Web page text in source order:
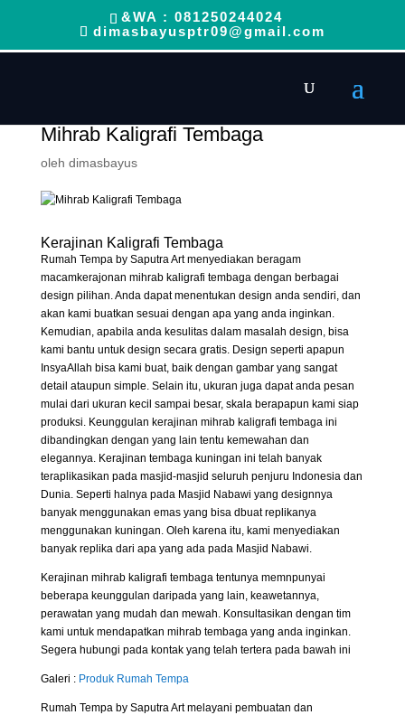
&WA : 081250244024
dimasbayusptr09@gmail.com
Mihrab Kaligrafi Tembaga
oleh dimasbayus
Kerajinan Kaligrafi Tembaga
Rumah Tempa by Saputra Art menyediakan beragam
macamkerajonan mihrab kaligrafi tembaga dengan berbagai
design pilihan. Anda dapat menentukan design anda sendiri, dan
akan kami buatkan sesuai dengan apa yang anda inginkan.
Kemudian, apabila anda kesulitas dalam masalah design, bisa
kami bantu untuk design secara gratis. Design seperti apapun
InsyaAllah bisa kami buat, baik dengan gambar yang sangat
detail ataupun simple. Selain itu, ukuran juga dapat anda pesan
mulai dari ukuran kecil sampai besar, skala berapapun kami siap
produksi. Keunggulan kerajinan mihrab kaligrafi tembaga ini
dibandingkan dengan yang lain tentu kemewahan dan
elegannya. Kerajinan tembaga kuningan ini telah banyak
teraplikasikan pada masjid-masjid seluruh penjuru Indonesia dan
Dunia. Seperti halnya pada Masjid Nabawi yang designnya
banyak menggunakan emas yang bisa dbuat replikanya
menggunakan kuningan. Oleh karena itu, kami menyediakan
banyak replika dari apa yang ada pada Masjid Nabawi.
Kerajinan mihrab kaligrafi tembaga tentunya memnpunyai
beberapa keunggulan daripada yang lain, keawetannya,
perawatan yang mudah dan mewah. Konsultasikan dengan tim
kami untuk mendapatkan mihrab tembaga yang anda inginkan.
Segera hubungi pada kontak yang telah tertera pada bawah ini
Galeri : Produk Rumah Tempa
Rumah Tempa by Saputra Art melayani pembuatan dan